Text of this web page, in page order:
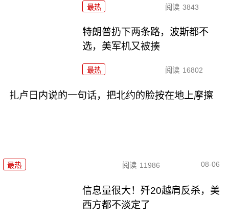
最热 阅读 3843
特朗普扔下两条路，波斯都不
选，美军机又被揍
最热 阅读 16802
扎卢日内说的一句话，把北约的脸按在地上摩擦
最热 阅读 11986 08-06
信息量很大！歼20越肩反杀，美
西方都不淡定了